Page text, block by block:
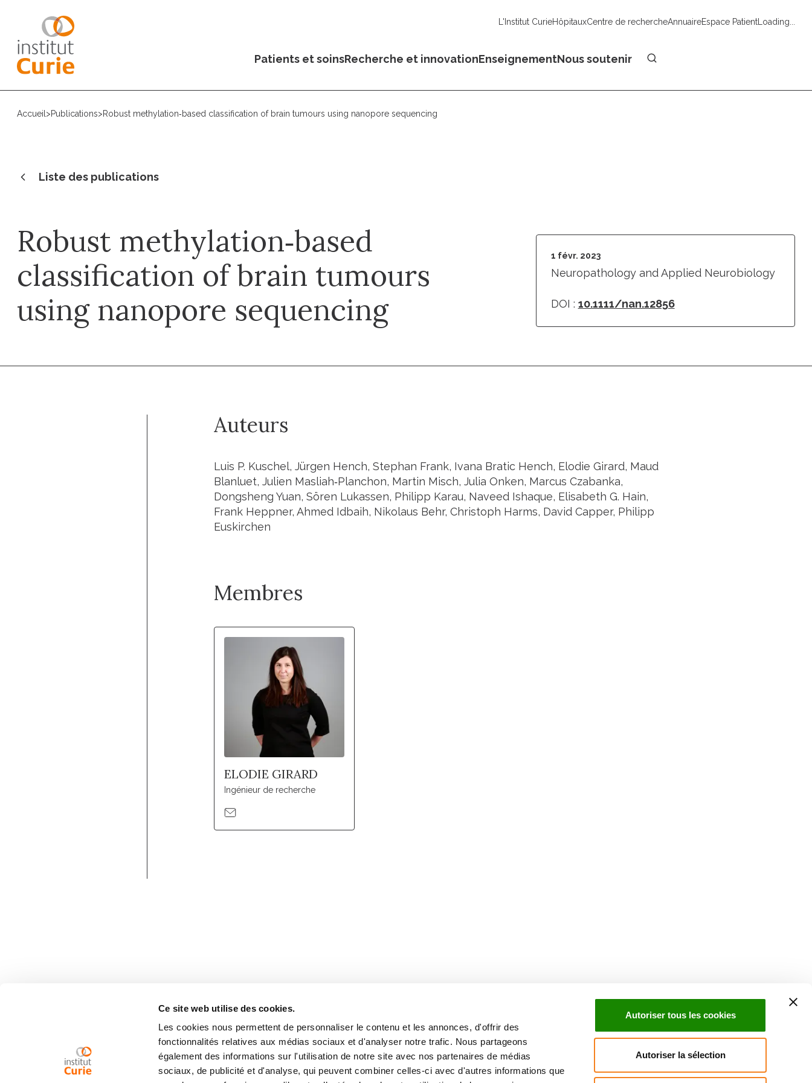
Ce site web utilise des cookies.
Les cookies nous permettent de personnaliser le contenu et les annonces, d'offrir des
fonctionnalités relatives aux médias sociaux et d'analyser notre trafic. Nous partageons
également des informations sur l'utilisation de notre site avec nos partenaires de médias
sociaux, de publicité et d'analyse, qui peuvent combiner celles-ci avec d'autres informations que
Autoriser tous les cookies
Autoriser la sélection
L'Institut CurieHôpitauxCentre de rechercheAnnuaireEspace PatientLoading...
Patients et soinsRecherche et innovationEnseignementNous soutenir
Accueil >Publications>Robust methylation‐based classification of brain tumours using nanopore sequencing
Liste des publications
Robust methylation‐based
classification of brain tumours
using nanopore sequencing
1 févr. 2023
Neuropathology and Applied Neurobiology
DOI : 10.1111/nan.12856
Auteurs
Luis P. Kuschel, Jürgen Hench, Stephan Frank, Ivana Bratic Hench, Elodie Girard, Maud
Blanluet, Julien Masliah‐Planchon, Martin Misch, Julia Onken, Marcus Czabanka,
Dongsheng Yuan, Sören Lukassen, Philipp Karau, Naveed Ishaque, Elisabeth G. Hain,
Frank Heppner, Ahmed Idbaih, Nikolaus Behr, Christoph Harms, David Capper, Philipp
Euskirchen
Membres
ELODIE GIRARD
Ingénieur de recherche
Inscrivez-vous à la newsletter